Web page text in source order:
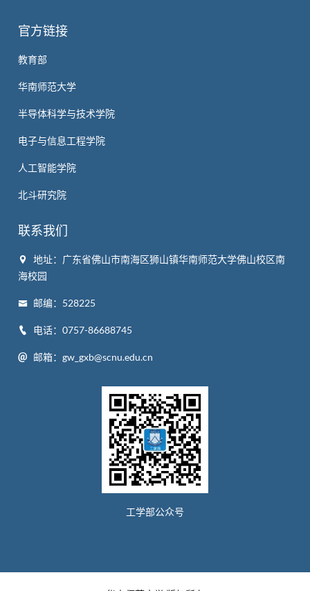
官方链接
教育部
华南师范大学
半导体科学与技术学院
电子与信息工程学院
人工智能学院
北斗研究院
联系我们
地址：广东省佛山市南海区狮山镇华南师范大学佛山校区南
海校园
邮编：528225
电话：0757-86688745
邮箱：gw_gxb@scnu.edu.cn
工学部公众号